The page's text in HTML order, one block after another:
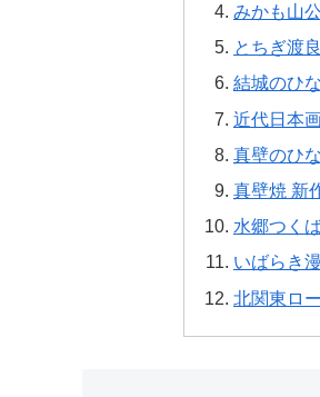
みかも山
とちぎ渡
結城のひ
近代日本
真壁のひ
真壁焼 新
水郷つく
いばらき
北関東ロ